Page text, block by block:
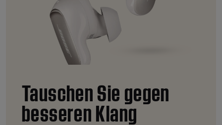
Tauschen Sie gegen
besseren Klang